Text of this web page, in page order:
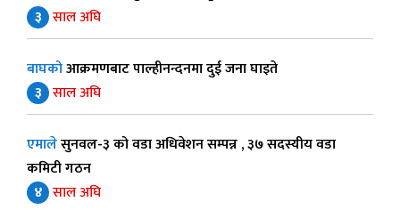
३ साल अघि
बाघकोआक्रमणबाट पाल्हीनन्दनमा दुई जना घाइते
३ साल अघि
एमालेसुनवल-३ को वडा अधिवेशन सम्पन्न , ३७ सदस्यीय वडा
कमिटी गठन
४ साल अघि